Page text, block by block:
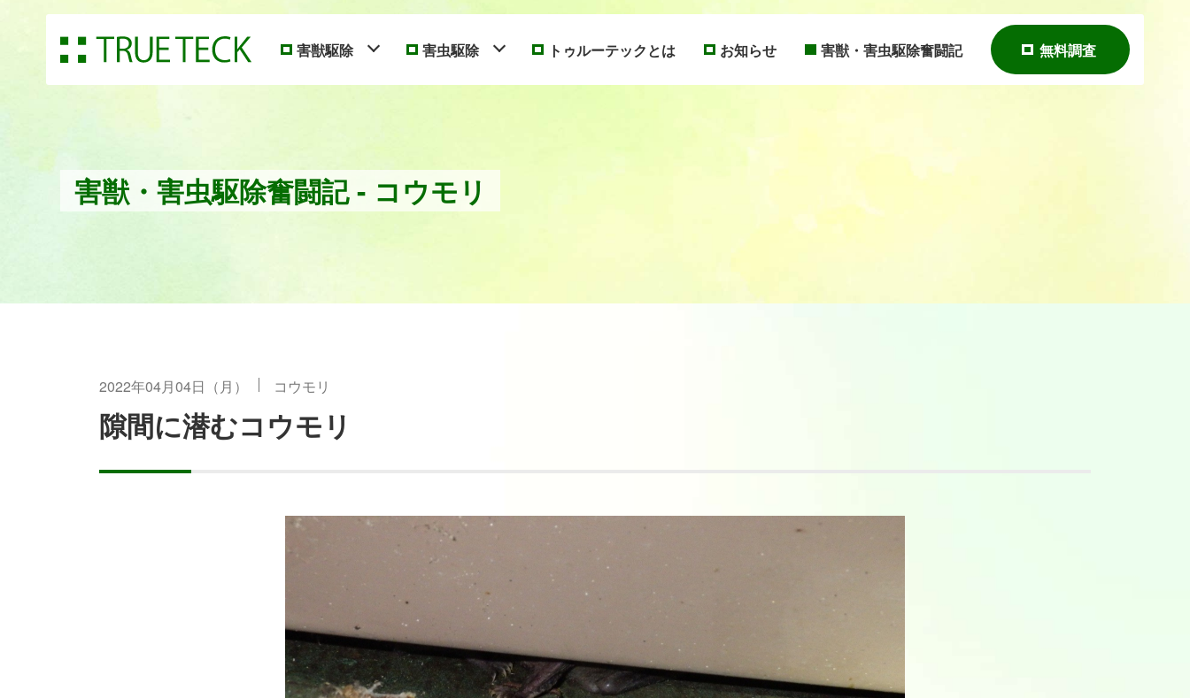
害獣駆除 害虫駆除 トゥルーテックとは お知らせ 害獣・害虫駆除奮闘記 無料調査
害獣・害虫駆除奮闘記 - コウモリ
2022年04月04日（月） コウモリ
隙間に潜むコウモリ